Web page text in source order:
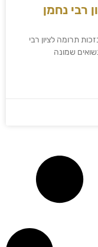
רבי נחמן
תרומה לציון רבי
שמונה